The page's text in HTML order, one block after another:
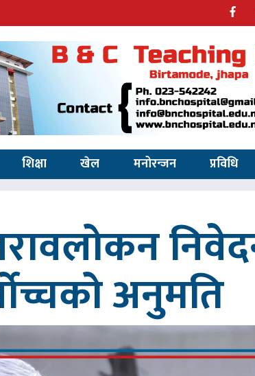
शिक्षा खेल मनोरन्जन प्रविधि
अनुमति